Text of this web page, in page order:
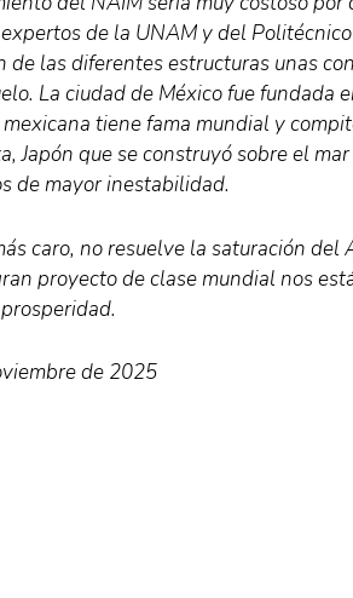
de la UNAM y del
de las diferentes estructuras unas
La ciudad de México fue fundada
tiene fama mundial y
Japón que se construyó sobre el
de mayor inestabilidad.
caro, no resuelve la saturación del
proyecto de clase mundial nos
de 2025